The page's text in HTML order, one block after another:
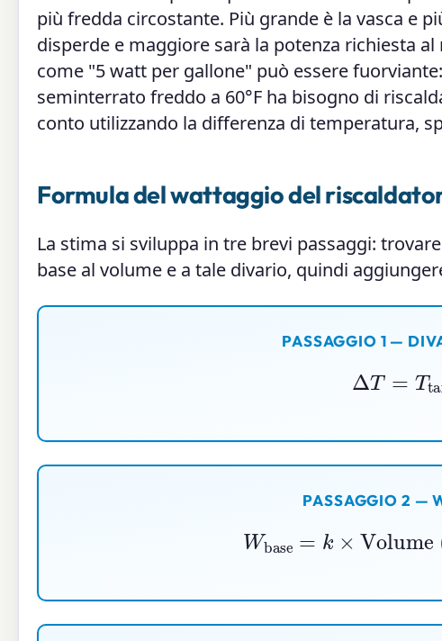
più fredda circostante. Più grande è la vasca e
disperde e maggiore sarà la potenza richiesta
come "5 watt per gallone" può essere
seminterrato freddo a 60°F ha bisogno di
conto utilizzando la differenza di temperatura,
Formula del wattaggio del
La stima si sviluppa in tre brevi passaggi:
base al volume e a tale divario, quindi
PASSAGGIO 1 —
ΔT= T
PASSAGGIO 2 —
base=k×